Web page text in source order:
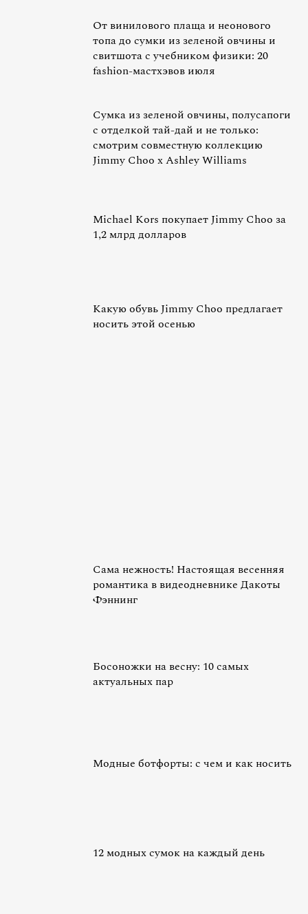
От винилового плаща и неонового
топа до сумки из зеленой овчины и
свитшота с учебником физики: 20
fashion-мастхэвов июля
Сумка из зеленой овчины, полусапоги
с отделкой тай-дай и не только:
смотрим совместную коллекцию
Jimmy Choo x Ashley Williams
Michael Kors покупает Jimmy Choo за
1,2 млрд долларов
Какую обувь Jimmy Choo предлагает
носить этой осенью
Сама нежность! Настоящая весенняя
романтика в видеодневнике Дакоты
Фэннинг
Босоножки на весну: 10 самых
актуальных пар
Модные ботфорты: с чем и как носить
12 модных сумок на каждый день